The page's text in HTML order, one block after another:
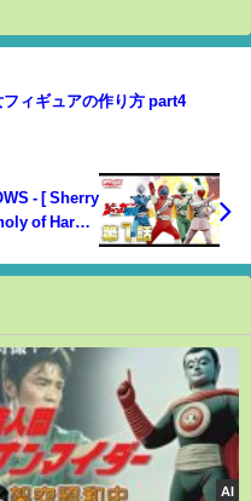
ィギュアの作り方 part4
of Haruhi
AI